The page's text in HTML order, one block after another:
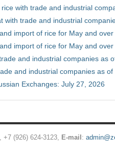
with trade and industrial
with trade and industrial
import of rice for May and
import of rice for May and
and industrial companies as
and industrial companies as
Exchanges: July 27, 2026
+7 (926) 624-3123, E-mail :